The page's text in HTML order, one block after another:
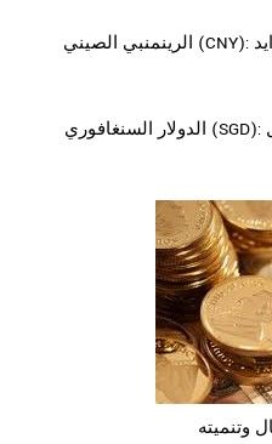
الرينمنبي الصيني (CNY): مدفوع بقوة الصين الاقتصادية وتزايد
الدولار السنغافوري (SGD): مستقر ومحبب بسبب بيئة الأعمال